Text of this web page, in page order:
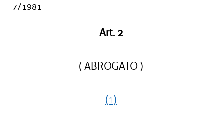
7/1981
Art. 2
( ABROGATO )
(1)